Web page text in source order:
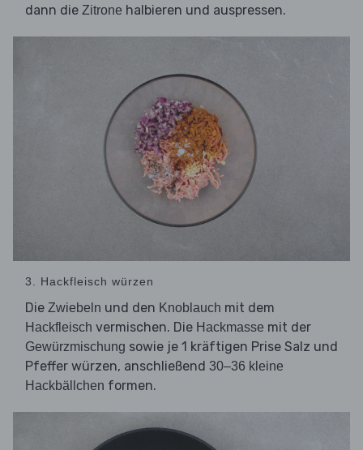
dann die Zitrone halbieren und auspressen.
3. Hackfleisch würzen
Die Zwiebeln und den Knoblauch mit dem
Hackfleisch vermischen. Die Hackmasse mit der
Gewürzmischung sowie je 1 kräftigen Prise Salz und
Pfeffer würzen, anschließend 30–36 kleine
Hackbällchen formen.